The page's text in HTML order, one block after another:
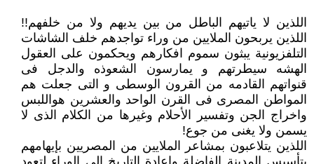
اللذين لا ياتيهم الباطل من بين يديهم ولا من خلفهم!!
اللذين يربحون الملايين من وراء تواجدهم خلف الشاشات
التلفزيونية يبثون سموم افكارهم ويحكمون على العقول
الهشه سيطرتهم و يمارسون الشعوذه والدجل فى
قنواتهم القادمه من القرون الوسطى و التى جعلت هم
المواطن المصرى فى القرن الواحد والعشرين هواللبس
واخراج الجن وتفسير الأحلام وغيرها من الكلام الذى لا
يسمن ولا يغنى من جوع!
اللذين يتلاعبون بمشاعر الملايين من المصريين بإيهامهم